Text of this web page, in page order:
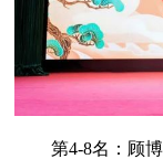
第4-8名：顾